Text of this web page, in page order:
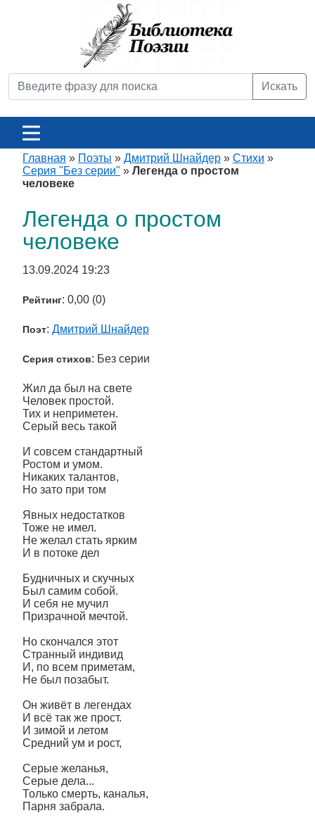
Искать
Главная » Поэты » Дмитрий Шнайдер » Стихи »
Серия "Без серии" » Легенда о простом
человеке
Легенда о простом
человеке
13.09.2024 19:23
Рейтинг: 0,00 (0)
Поэт: Дмитрий Шнайдер
Серия стихов: Без серии
Жил да был на свете
Человек простой.
Тих и неприметен.
Серый весь такой
И совсем стандартный
Ростом и умом.
Никаких талантов,
Но зато при том
Явных недостатков
Тоже не имел.
Не желал стать ярким
И в потоке дел
Будничных и скучных
Был самим собой.
И себя не мучил
Призрачной мечтой.
Но скончался этот
Странный индивид
И, по всем приметам,
Не был позабыт.
Он живёт в легендах
И всё так же прост.
И зимой и летом
Средний ум и рост,
Серые желанья,
Серые дела...
Только смерть, каналья,
Парня забрала.